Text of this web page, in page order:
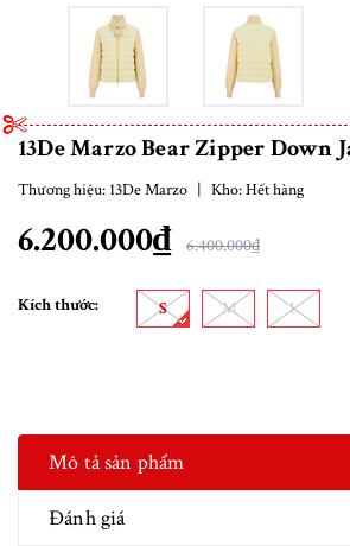
13De Marzo Bear Zipper Down
Thương hiệu: 13De Marzo Kho:Hết hàng
6.200.000₫ 6.400.000₫
Kích thước: S M L
Mô tả sản phẩm
Đánh giá